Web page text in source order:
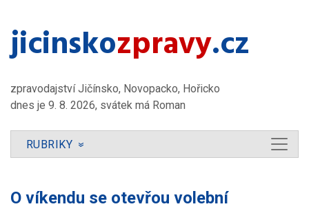
jicinsko​zpravy.cz
zpravodajství Jičínsko, Novopacko, Hořicko
dnes je 9. 8. 2026, svátek má Roman
RUBRIKY »
O víkendu se otevřou volební